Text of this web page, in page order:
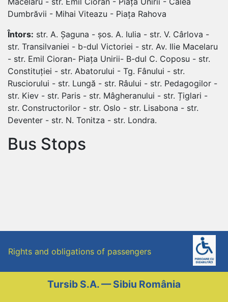
Dumbrăvii - Mihai Viteazu - Piața Rahova
Întors: str. A. Șaguna - șos. A. Iulia - str. V. Cârlova -
str. Transilvaniei - b-dul Victoriei - str. Av. Ilie Macelaru
- str. Emil Cioran- Piața Unirii- B-dul C. Coposu - str.
Constituției - str. Abatorului - Tg. Fânului - str.
Rusciorului - str. Lungă - str. Râului - str. Pedagogilor -
str. Kiev - str. Paris - str. Mâgheranului - str. Țiglari -
str. Constructorilor - str. Oslo - str. Lisabona - str.
Deventer - str. N. Tonitza - str. Londra.
Bus Stops
Rights and obligations of passengers
Tursib S.A. — Sibiu România